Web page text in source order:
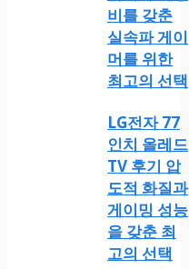
비를 갖춘
실속파 게이
머를 위한
최고의 선택
LG전자 77
인치 올레드
TV 후기 압
도적 화질과
게이밍 성능
을 갖춘 최
고의 선택